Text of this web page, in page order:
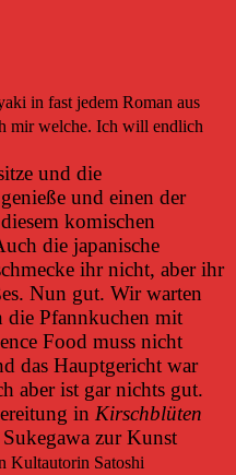
in fast jedem Roman aus
mir welche. Ich will endlich
und die
und einen der
komischen
die japanische
ihr nicht, aber ihr
Nun gut. Wir warten
die Pfannkuchen mit
Food muss nicht
das Hauptgericht war
aber ist gar nichts gut.
in Kirschblüten
zur Kunst
Kultautorin Satoshi